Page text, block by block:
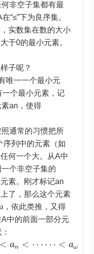
非空子集都有最
“≤”下为良序集。
实数集在数的大小
于0的最小元素。
子呢？
唯一一个最小元
个最小元素，记
an，使得
通常的习惯把所
序列中的元素（如
何一个大。从A中
个非空子集的
素。刚才标记an
了，那么这个元素
，依此类推，又得
中的前面一部分元
< an < ⋯ ⋯ < aω